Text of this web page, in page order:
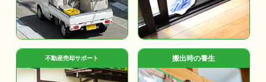
不動産売却サポート 搬出時の養生